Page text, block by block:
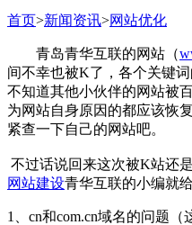
首页>新闻资讯>网站优化
青岛青华互联的网站（
间不幸也被K了，各个关键
不知道其他小伙伴的网站被
为网站自身原因的都应该恢
紧查一下自己的网站吧。
不过话说回来这次被K站还
网站建设青华互联的小编就
1、cn和com.cn域名的问题（